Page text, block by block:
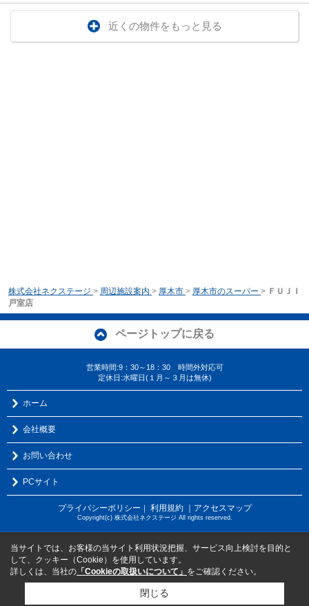
近くの物件をもっと見る
株式会社ネクステージ > 周辺施設案内 > 厚木市 > 厚木市のスーパー > ＦＵＪＩ
戸室店
ページトップに戻る
営業時間:9：30～18：30 時間外対応可
定休日:水曜日(１月～３月は無休)
ホーム
会社概要
お問い合わせ
PCサイト
プライバシーポリシー ｜ 利用規約 ｜アクセスマップ
Copyright(c) 株式会社ネクステージ All rights reserved.
当サイトでは、お客様の当サイト利用状況把握、サービス向上検討を目的と
して、クッキー（Cookie）を使用しています。
詳しくは、当社の 「Cookieの取扱いについて」 をご確認ください。
閉じる